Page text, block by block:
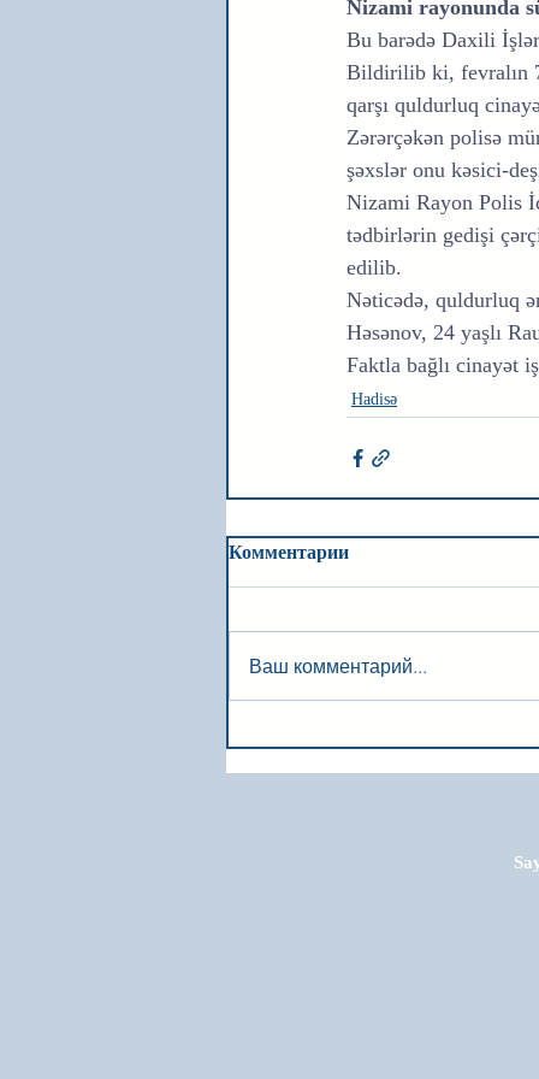
Nizami rayonunda
Bu barədə Daxili
Bildirilib ki, fevralın
qarşı quldurluq
Zərərçəkən polisə
şəxslər onu kəsici-
Nizami Rayon Polis
tədbirlərin gedişi
edilib.
Nəticədə, quldurluq
Həsənov, 24 yaşlı
Faktla bağlı cinayət
Hadisə
Комментарии
Ваш комментарий...